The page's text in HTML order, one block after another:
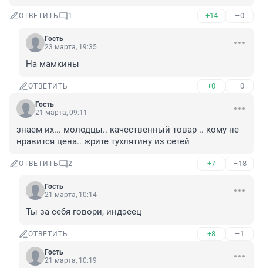
ОТВЕТИТЬ 1 +14 –0
Гость
23 марта, 19:35
На мамкины
ОТВЕТИТЬ +0 –0
Гость
21 марта, 09:11
знаем их... молодцы.. качественный товар .. кому не
нравится цена.. жрите тухлятину из сетей
ОТВЕТИТЬ 2 +7 –18
Гость
21 марта, 10:14
Ты за себя говори, индэеец
ОТВЕТИТЬ +8 –1
Гость
21 марта, 10:19